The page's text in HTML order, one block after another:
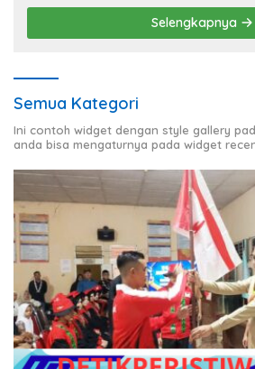
Selengkapnya
Semua Kategori
Ini contoh widget dengan style gallery
anda bisa mengaturnya pada widget